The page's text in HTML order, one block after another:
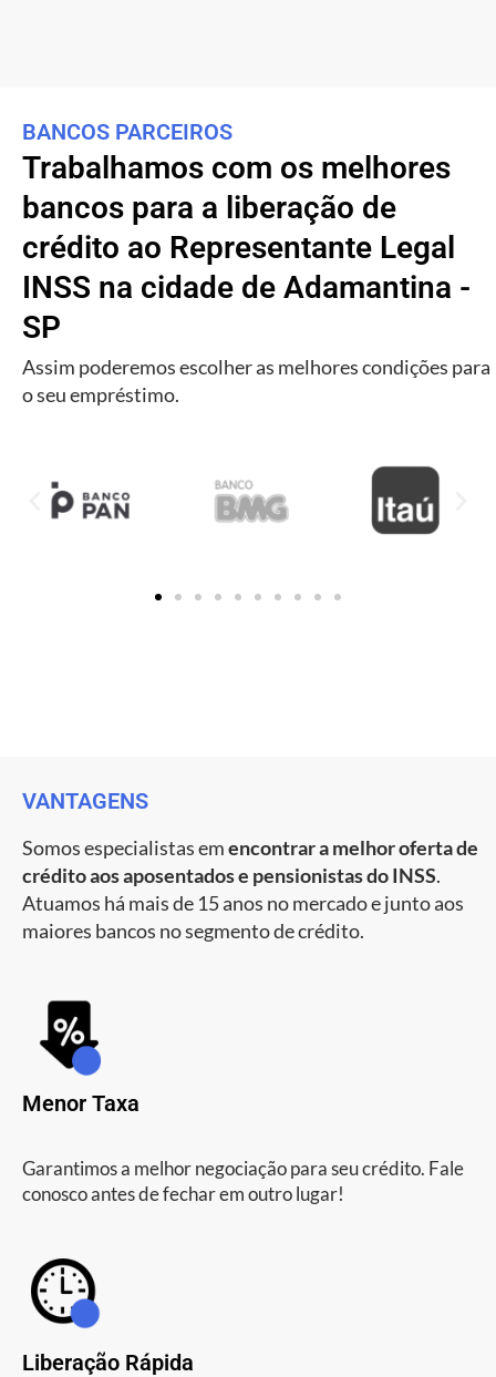
BANCOS PARCEIROS
Trabalhamos com os melhores
bancos para a liberação de
crédito ao Representante Legal
INSS na cidade de Adamantina -
SP
Assim poderemos escolher as melhores condições para
o seu empréstimo.
VANTAGENS
Somos especialistas emencontrar a melhor oferta de
crédito aos aposentados e pensionistas do INSS.
Atuamos há mais de 15 anos no mercado e junto aos
maiores bancos no segmento de crédito.
Menor Taxa
Garantimos a melhor negociação para seu crédito. Fale
conosco antes de fechar em outro lugar!
Liberação Rápida